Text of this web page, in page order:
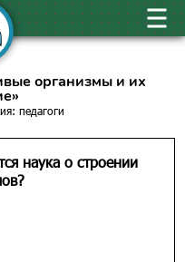
организмы и их
педагоги
наука о строении